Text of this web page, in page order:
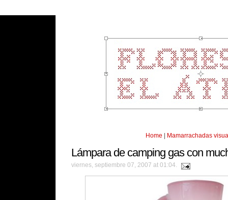
Home | Mamarrachadas
Lámpara de camping gas con
viernes, septiembre 07, 2007 at 01:04.